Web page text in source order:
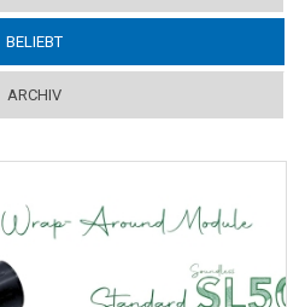
BELIEBT(ACTIVE TAB)
ARCHIV